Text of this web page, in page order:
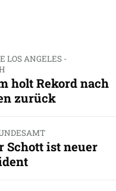
LOS ANGELES -
holt Rekord nach
zurück
Schott ist neuer